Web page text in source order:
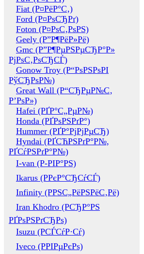
Fiat (Р¤РёР°С‚)
Ford (Р¤РѕСЂРґ)
Foton (Р¤РѕС‚РѕРЅ)
Geely (Р”Р¶РёР»Рё)
Gmc (Р”Р¶РµРЅРµСЂР°Р»
РјРѕС‚РѕСЂСЃ)
Gonow Troy (Р“РѕРЅРѕРІ
РўСЂРѕР№)
Great Wall (Р“СЂРµР№С‚
Р’РѕР»)
Hafei (РҐР°С„РµР№)
Honda (РҐРѕРЅРґР°)
Hummer (РҐР°РјРјРµСЂ)
Hyndai (РҐСЋРЅРґР°Р№,
РҐСѓРЅРґР°Р№)
I-van (Р-РІР°РЅ)
Ikarus (РРєР°СЂСѓСЃ)
Infinity (РРЅС„РёРЅРёС‚Рё)
Iran Khodro (РСЂР°РЅ
РҐРѕРЅРґСЂРѕ)
Isuzu (РСЃСѓР·Сѓ)
Iveco (РРІРµРєРѕ)